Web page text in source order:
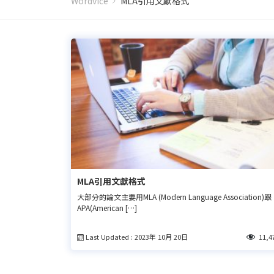
MLA引用文獻格式
大部分的論文主要用MLA (Modern Language Association)跟
APA(American […]
Last Updated : 2023年 10月 20日